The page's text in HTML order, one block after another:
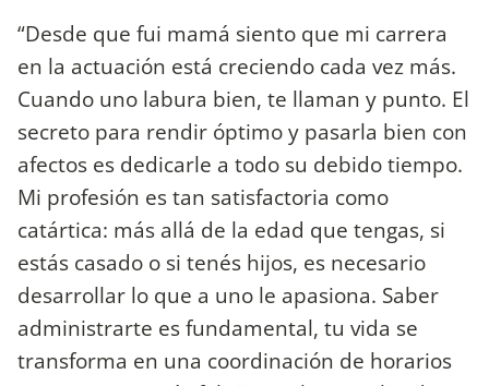
“Desde que fui mamá siento que mi carrera
en la actuación está creciendo cada vez más.
Cuando uno labura bien, te llaman y punto. El
secreto para rendir óptimo y pasarla bien con
afectos es dedicarle a todo su debido tiempo.
Mi profesión es tan satisfactoria como
catártica: más allá de la edad que tengas, si
estás casado o si tenés hijos, es necesario
desarrollar lo que a uno le apasiona. Saber
administrarte es fundamental, tu vida se
transforma en una coordinación de horarios